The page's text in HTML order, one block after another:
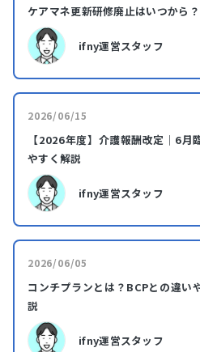
ケアマネ更新研修廃止はいつから
ifny運営スタッフ
2026/06/15
【2026年度】介護報酬改定｜6月
やすく解説
ifny運営スタッフ
2026/06/05
コンチプランとは？BCPとの違い
説
ifny運営スタッフ